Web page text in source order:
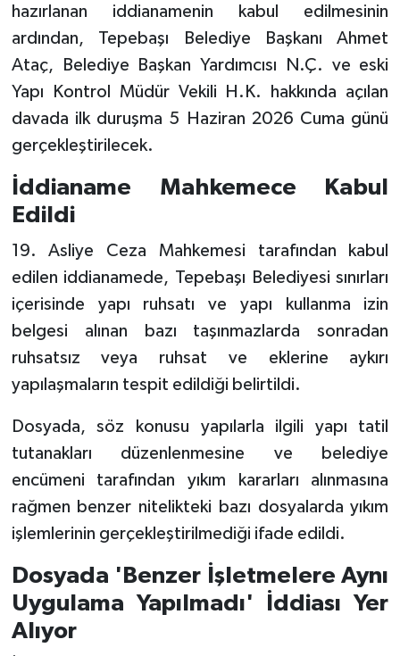
hazırlanan iddianamenin kabul edilmesinin
ardından, Tepebaşı Belediye Başkanı Ahmet
Ataç, Belediye Başkan Yardımcısı N.Ç. ve eski
Yapı Kontrol Müdür Vekili H.K. hakkında açılan
davada ilk duruşma 5 Haziran 2026 Cuma günü
gerçekleştirilecek.
İddianame Mahkemece Kabul
Edildi
19. Asliye Ceza Mahkemesi tarafından kabul
edilen iddianamede, Tepebaşı Belediyesi sınırları
içerisinde yapı ruhsatı ve yapı kullanma izin
belgesi alınan bazı taşınmazlarda sonradan
ruhsatsız veya ruhsat ve eklerine aykırı
yapılaşmaların tespit edildiği belirtildi.
Dosyada, söz konusu yapılarla ilgili yapı tatil
tutanakları düzenlenmesine ve belediye
encümeni tarafından yıkım kararları alınmasına
rağmen benzer nitelikteki bazı dosyalarda yıkım
işlemlerinin gerçekleştirilmediği ifade edildi.
Dosyada 'Benzer İşletmelere Aynı
Uygulama Yapılmadı' İddiası Yer
Alıyor